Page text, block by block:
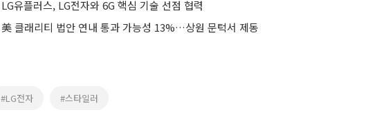
LG유플러스, LG전자와 6G 핵심 기술 선점 협력
美 클래리티 법안 연내 통과 가능성 13%…상원 문턱서 제동
#LG전자 #스타일러